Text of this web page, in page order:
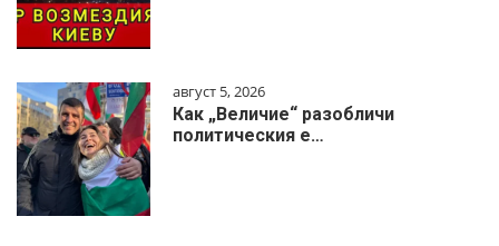
август 5, 2026
Как „Величие“ разобличи
политическия е…